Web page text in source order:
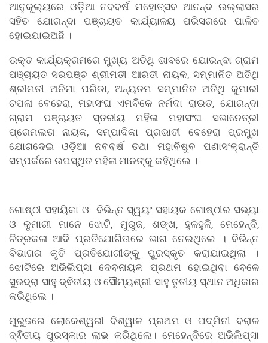
ଆନୁକୂଲ୍ୟରେ ଓଡ଼ିଆ ନବବର୍ଷ ମହୋତ୍ସବ ଆନନ୍ଦ ଉଲ୍ଲାସର
ସହିତ ଯୋରନ୍ଦା ପଞ୍ଚାୟତ କାର୍ଯ୍ୟାଳୟ ପରିସରରେ ପାଳିତ
ହୋଇଯାଇଅଛି ।
ଉକ୍ତ କାର୍ଯ୍ୟକ୍ରମରେ ମୁଖ୍ୟ ଅତିଥି ଭାବରେ ଯୋରନ୍ଦା ଗ୍ରାମ
ପଞ୍ଚାୟତ ସରପଞ୍ଚ ଶ୍ରୀମତୀ ଆରତୀ ନାୟକ, ସମ୍ମାନିତ ଅତିଥି
ଶ୍ରୀମତୀ ଅନିମା ପରିଡା, ଅନ୍ୟତମ ସମ୍ମାନିତ ଅତିଥି କୁମାରୀ
ଚପଳା ବେହେରା, ମହାସଂଘ ଏମବିକେ ନର୍ମଦା ରାଉତ, ଯୋରନ୍ଦା
ଗ୍ରାମ ପଞ୍ଚାୟତ ସ୍ତରୀୟ ମହିଳା ମହାସଂଘ ସଭାନେତ୍ରୀ
ପ୍ରେମଲତା ନାୟକ, ସମ୍ପାଦିକା ପ୍ରଭାତୀ ବେହେରା ପ୍ରମୁଖ
ଯୋଗଦେଇ ଓଡ଼ିଆ ନବବର୍ଷ ତଥା ମହାବିଷୁବ ପଣାସଂକ୍ରାନ୍ତି
ସମ୍ପର୍କରେ ଉପସ୍ଥିତ ମହିଳା ମାନଙ୍କୁ କହିଥିଲେ ।
ଗୋଷ୍ଠୀ ସହାୟିକା ଓ ବିଭିନ୍ନ ସ୍ୱୟଂ ସହାୟକ ଗୋଷ୍ଠୀର ସଭ୍ୟା
ଓ କୁମାରୀ ମାନେ ଝୋଟି, ମୁରୁଜ, ଶଙ୍ଖ, ହୁଳହୁଳି, ମେହେନ୍ଦି,
ଚିତ୍ରକଳା ଆଦି ପ୍ରତିଯୋଗିତାରେ ଭାଗ ନେଇଥିଲେ । ବିଭିନ୍ନ
ବିଭାଗର କୃତି ପ୍ରତିଯୋଗୀଙ୍କୁ ପୁରସ୍କୃତ କରାଯାଇଥିଲା ।
ଝୋଟିରେ ଅଭିଲିପ୍ସା ଦେବନାୟକ ପ୍ରଥମ ହୋଇଥିବା ବେଳେ
ସୁଭଦ୍ରା ସାହୁ ଦ୍ଵିତୀୟ ଓ ସୌମ୍ୟଶ୍ରୀ ସାହୁ ତୃତୀୟ ସ୍ଥାନ ଅଧିକାର
କରିଥିଲେ ।
ମୁରୁଜରେ ଲୋକେଶ୍ୱରୀ ବିଶ୍ୱାଳ ପ୍ରଥମ ଓ ପଦ୍ମିନୀ ବରାଳ
ଦ୍ଵିତୀୟ ପୁରସ୍କାର ଲାଭ କରିଥିଲେ। ମେହେନ୍ଦିରେ ଅଭିଲିପ୍ସା